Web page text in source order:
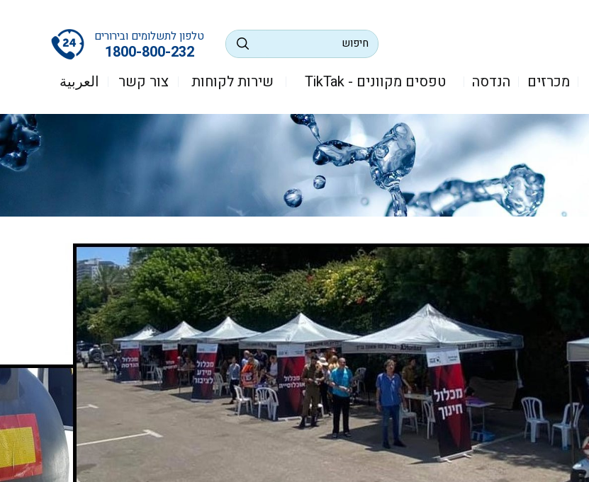
טלפון לתשלומים ובירורים
1800-800-232
מכרזים הנדסה טפסים מקוונים - TikTak שירות לקוחות צור קשר العربية